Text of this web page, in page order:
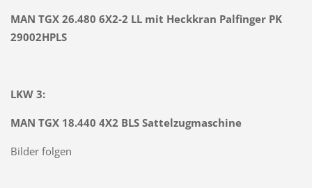
MAN TGX 26.480 6X2-2 LL mit Heckkran Palfinger PK
29002HPLS
LKW 3:
MAN TGX 18.440 4X2 BLS Sattelzugmaschine
Bilder folgen